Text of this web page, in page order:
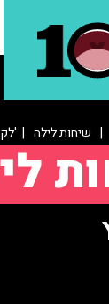
| שיחות לילה |